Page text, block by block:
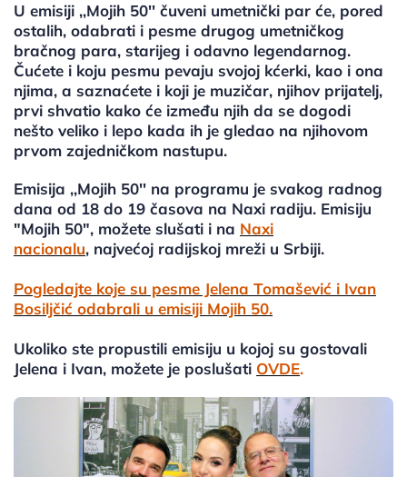
U emisiji ,,Mojih 50'' čuveni umetnički par će, pored
ostalih, odabrati i pesme drugog umetničkog
bračnog para, starijeg i odavno legendarnog.
Čućete i koju pesmu pevaju svojoj kćerki, kao i ona
njima, a saznaćete i koji je muzičar, njihov prijatelj,
prvi shvatio kako će između njih da se dogodi
nešto veliko i lepo kada ih je gledao na njihovom
prvom zajedničkom nastupu.
Emisija ,,Mojih 50'' na programu je svakog radnog
dana od 18 do 19 časova na Naxi radiju. Emisiju
"Mojih 50", možete slušati i na Naxi
nacionalu, najvećoj radijskoj mreži u Srbiji.
Pogledajte koje su pesme Jelena Tomašević i Ivan
Bosiljčić odabrali u emisiji Mojih 50.
Ukoliko ste propustili emisiju u kojoj su gostovali
Jelena i Ivan, možete je poslušati OVDE.